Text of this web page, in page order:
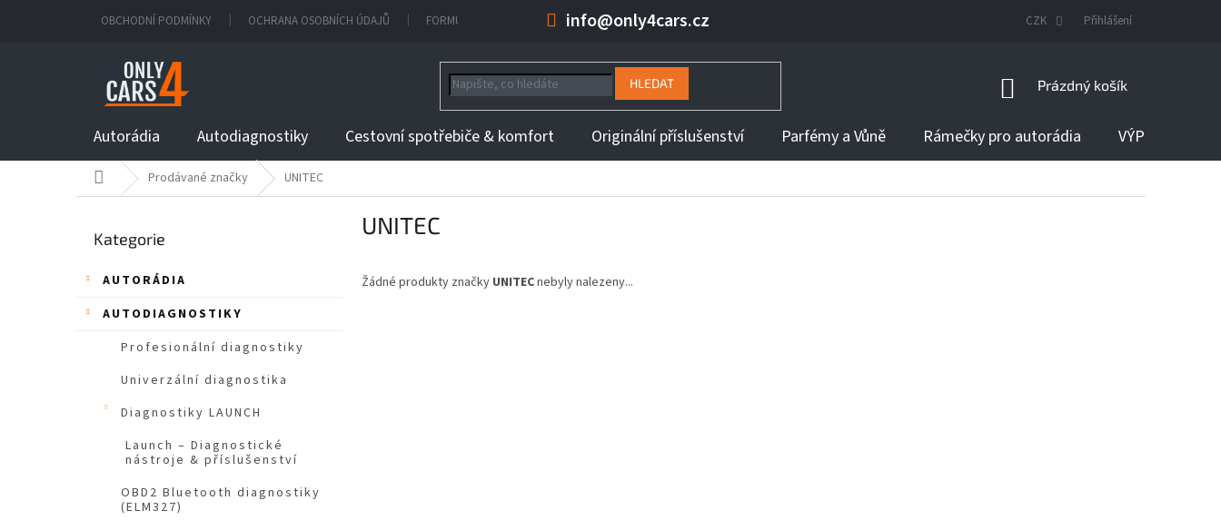
info@only4cars.cz
OBCHODNÍ PODMÍNKY OCHRANA OSOBNÍCH ÚDAJŮ FORMULÁŘ NA ODSTOUPENÍ OD KUPNÍ SMLOUVY INFORMACE K DOBĚ DODÁNÍ ZBOŽÍ CZK Přihlášení
HLEDAT
NÁKUPNÍ
Prázdný košík
Autorádia Autodiagnostiky Cestovní spotřebiče & komfort Originální příslušenství Parfémy a Vůně Rámečky pro autorádia VÝPRODEJ
Domů Prodávané značky UNITEC
kategorie
Kategorie
AUTORÁDIA
AUTODIAGNOSTIKY
Profesionální diagnostiky
Univerzální diagnostika
Diagnostiky LAUNCH
Launch – Diagnostické
nástroje & příslušenství
OBD2 Bluetooth diagnostiky
(ELM327)
UNITEC
Žádné produkty značky UNITECnebyly nalezeny...